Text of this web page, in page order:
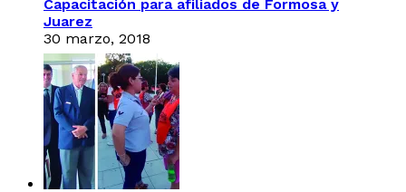
Capacitación para afiliados de Formosa y
Juarez
30 marzo, 2018